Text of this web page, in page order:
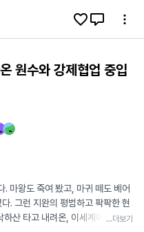
원수와 강제협업 중입
마왕도 죽여 봤고, 마귀 떼도 베어
. 그런 지완의 평범하고 팍팍한 현
산 타고 내려온, 이세계에서 적으
...더보기